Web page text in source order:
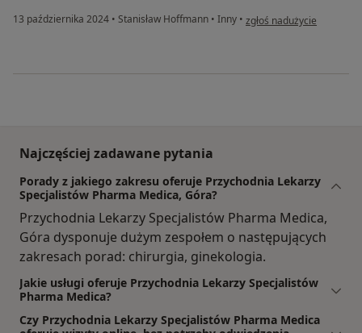
13 października 2024 • Stanisław Hoffmann • Inny • w opinii użytkownika EM
zgłoś nadużycie
Najczęściej zadawane pytania
Porady z jakiego zakresu oferuje Przychodnia Lekarzy
Specjalistów Pharma Medica, Góra?
Przychodnia Lekarzy Specjalistów Pharma Medica,
Góra dysponuje dużym zespołem o następujących
zakresach porad: chirurgia, ginekologia.
Jakie usługi oferuje Przychodnia Lekarzy Specjalistów
Pharma Medica?
Czy Przychodnia Lekarzy Specjalistów Pharma Medica